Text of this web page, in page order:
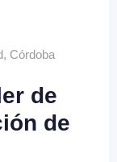
, Córdoba
de
de